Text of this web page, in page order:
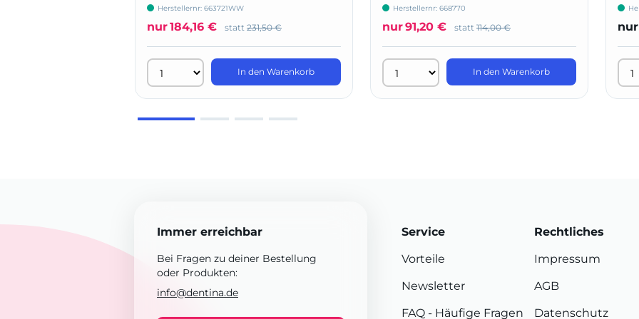
Nachfüllpackung
Herstellernr: 663721WW
nur184,16 € statt 231,50 €
In den Warenkorb
Herstellernr: 668770
nur91,20 € statt 114,00 €
In den Warenkorb
nur
Immer erreichbar
Bei Fragen zu deiner Bestellung
oder Produkten:
info@dentina.de
Service
Vorteile
Newsletter
FAQ - Häufige Fragen
Rechtliches
Impressum
AGB
Datenschutz